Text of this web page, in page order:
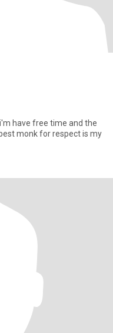
have free time and the
monk for respect is my